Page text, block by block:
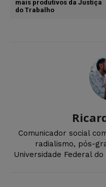
mais produtivos da Justiça
do Trabalho
Comunicador social
radialismo, pós-
Universidade Federal